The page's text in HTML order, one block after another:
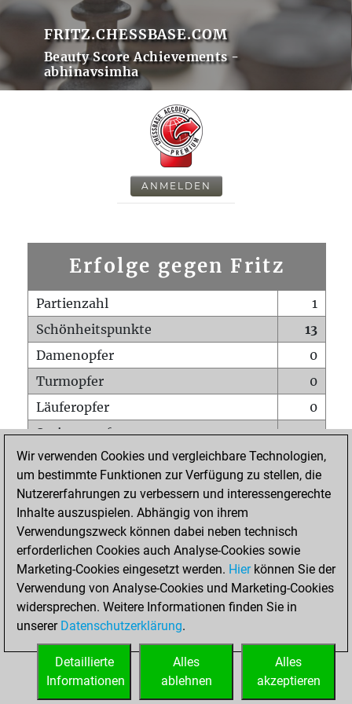
FRITZ.CHESSBASE.COM
Beauty Score Achievements -
abhinavsimha
ANMELDEN
Erfolge gegen Fritz
Partienzahl
1
Schönheitspunkte
13
Damenopfer
0
Turmopfer
0
Läuferopfer
0
Springeropfer
0
Bauernopfer
1
Matt auf vollem Brett
0
Bauer setzt Matt
Erstickte Matts
Unterverwandlungen
0
Türme auf der siebten
0
STARTSEITE
Wir verwenden Cookies und vergleichbare Technologien,
um bestimmte Funktionen zur Verfügung zu stellen, die
Nutzererfahrungen zu verbessern und interessengerechte
Inhalte auszuspielen. Abhängig von ihrem
Verwendungszweck können dabei neben technisch
erforderlichen Cookies auch Analyse-Cookies sowie
Marketing-Cookies eingesetzt werden. Hierkönnen Sie der
Verwendung von Analyse-Cookies und Marketing-Cookies
widersprechen. Weitere Informationen finden Sie in
unserer Datenschutzerklärung.
Alles
akzeptieren
Alles
ablehnen
Detaillierte
Informationen